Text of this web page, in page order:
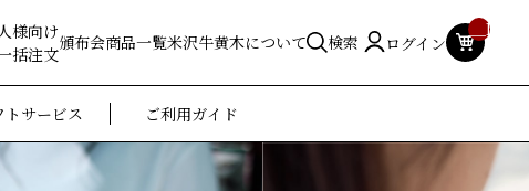
様向け
括注文
頒布会商品一覧米沢牛黄木について 検索 ログイン
トサービス ご利用ガイド